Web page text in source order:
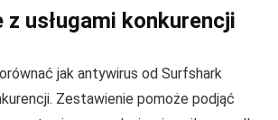
z usługami konkurencji
jak antywirus od Surfshark
Zestawienie pomoże podjąć